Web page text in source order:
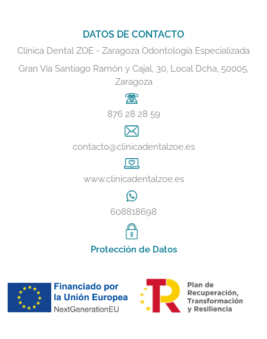
DATOS DE CONTACTO
Clínica Dental ZOE - Zaragoza Odontología Especializada
Gran Vía Santiago Ramón y Cajal, 30, Local Dcha, 50005,
Zaragoza
876 28 28 59
contacto@clinicadentalzoe.es
www.clinicadentalzoe.es
608818698
Protección de Datos